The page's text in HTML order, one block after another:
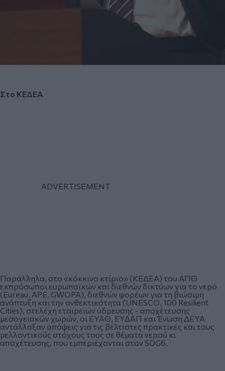
Στο ΚΕΔΕΑ
Παράλληλα, στο «κόκκινο κτίριο» (ΚΕΔΕΑ) του ΑΠΘ
εκπρόσωποι ευρωπαϊκών και διεθνών δικτύων για το νερό
(Eureau, APE, GWOPA), διεθνών φορέων για τη βιώσιμη
ανάπτυξη και την ανθεκτικότητα (UNESCO, 100 Resilient
Cities), στελέχη εταιρειών ύδρευσης - αποχέτευσης
μεσογειακών χωρών, οι ΕΥΑΘ, ΕΥΔΑΠ και Ένωση ΔΕΥΑ
αντάλλαξαν απόψεις για τις βέλτιστες πρακτικές και τους
μελλοντικούς στόχους τους σε θέματα νερού κι
αποχέτευσης, που εμπεριέχονται στον SDG6.